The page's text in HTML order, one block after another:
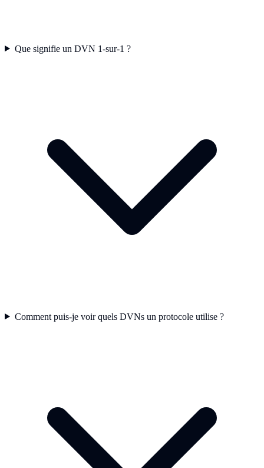
Que signifie un DVN 1-sur-1 ?
Comment puis-je voir quels DVNs un protocole utilise ?